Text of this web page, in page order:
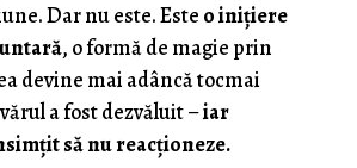
Dar nu este. Este o inițiere
, o formă de magie prin
devine mai adâncă tocmai
a fost dezvăluit –iar
să nu reacționeze.